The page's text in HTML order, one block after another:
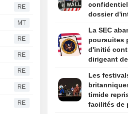
RE
MT
RE
RE
RE
RE
RE
dossier
selon
La SEC
poursuites
d'initié
dirigeant de
Les
timide
facilités de